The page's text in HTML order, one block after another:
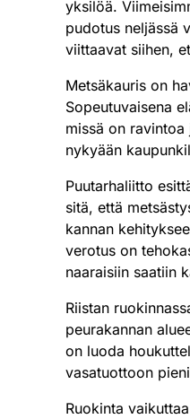
yksilöä.
pudotus neljässä
viittaavat siihen,
Metsäkauris on
Sopeutuvaisena
missä on
nykyään
Puutarhaliitto
sitä, että
kannan
verotus on
naaraisiin saatiin
Riistan
peurakannan
on luoda
vasatuottoon
Ruokinta